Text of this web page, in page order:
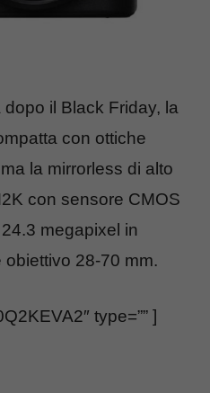
il Black Friday, la
con ottiche
la mirrorless di alto
con sensore CMOS
megapixel in
28-70 mm.
type=”” ]